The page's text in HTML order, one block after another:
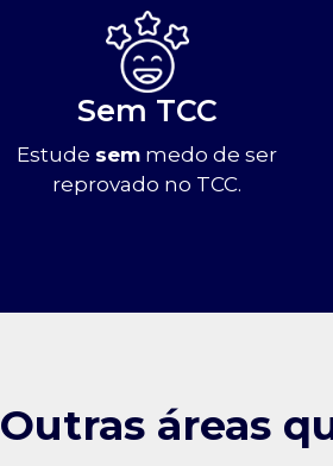
Sem TCC
Estude sem medo de ser
reprovado no TCC.
Outras áreas